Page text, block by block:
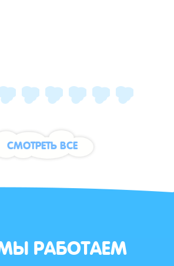
СМОТРЕТЬ ВСЕ
РАБОТАЕМ